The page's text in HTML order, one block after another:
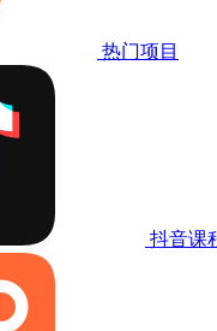
热门项目
抖音课